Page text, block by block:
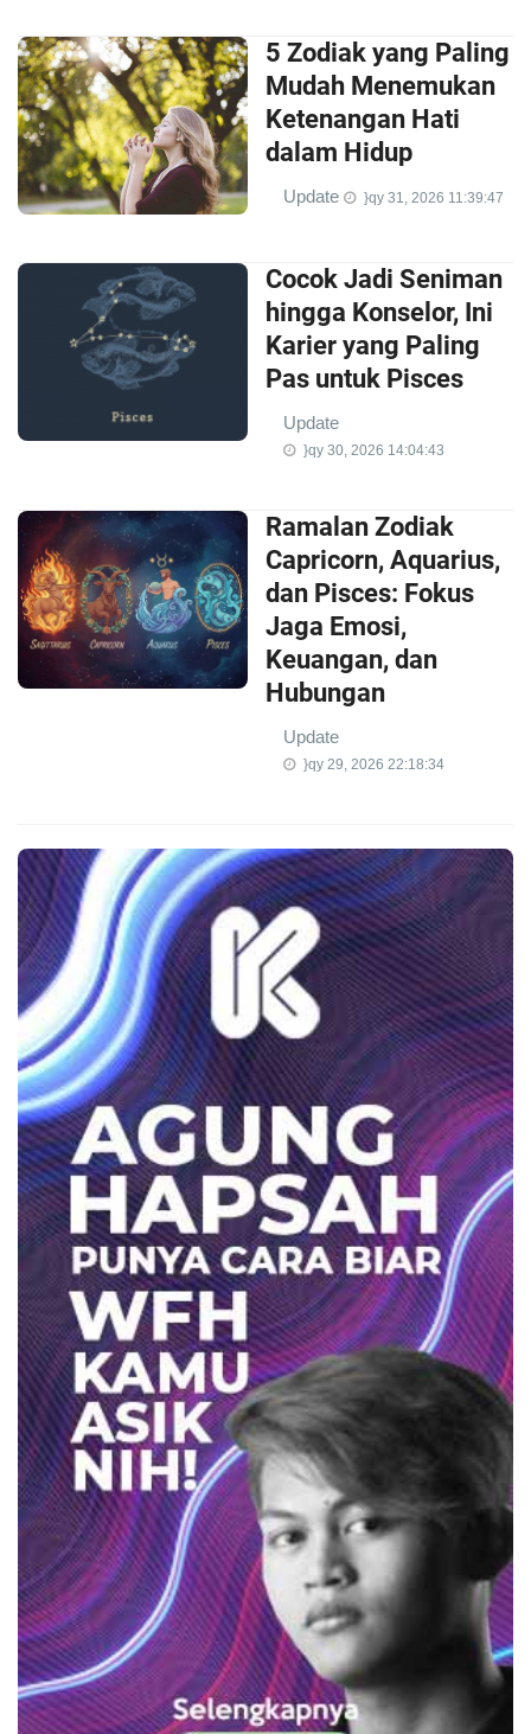
5 Zodiak yang Paling
Mudah Menemukan
Ketenangan Hati
dalam Hidup
Update }qy 31, 2026 11:39:47
Cocok Jadi Seniman
hingga Konselor, Ini
Karier yang Paling
Pas untuk Pisces
Update
}qy 30, 2026 14:04:43
Ramalan Zodiak
Capricorn, Aquarius,
dan Pisces: Fokus
Jaga Emosi,
Keuangan, dan
Hubungan
Update
}qy 29, 2026 22:18:34